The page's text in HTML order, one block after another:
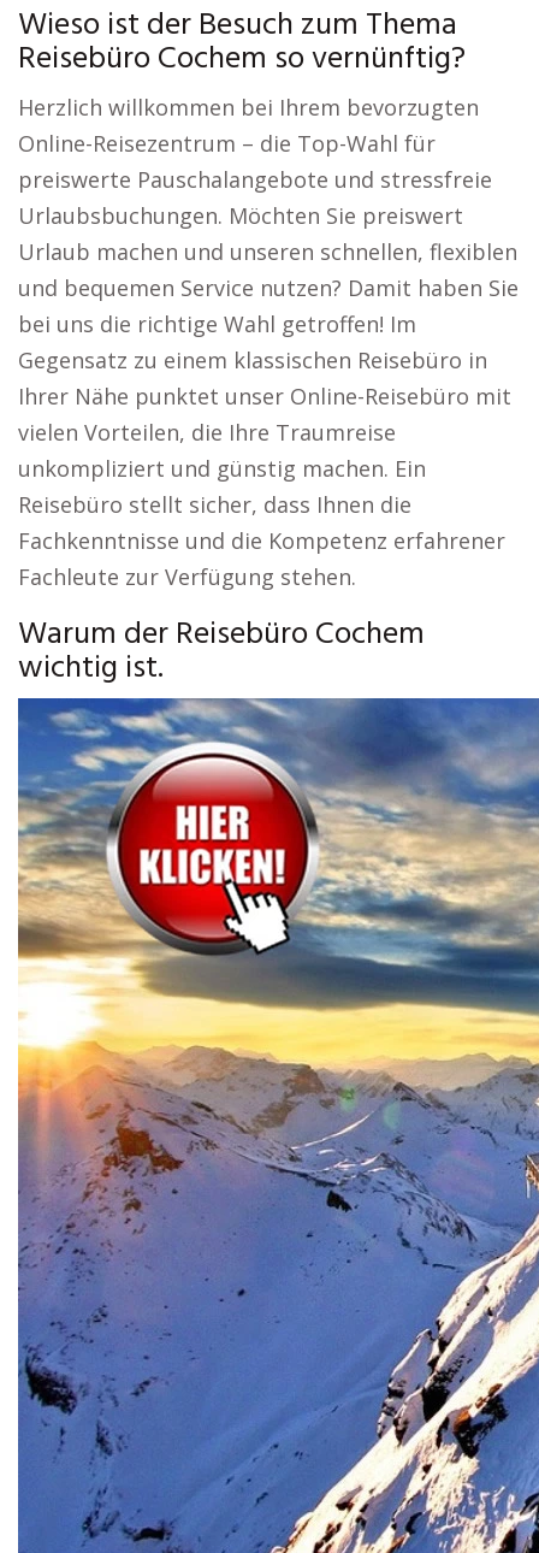
Wieso ist der Besuch zum Thema
Reisebüro Cochem so vernünftig?
Herzlich willkommen bei Ihrem bevorzugten
Online-Reisezentrum – die Top-Wahl für
preiswerte Pauschalangebote und stressfreie
Urlaubsbuchungen. Möchten Sie preiswert
Urlaub machen und unseren schnellen, flexiblen
und bequemen Service nutzen? Damit haben Sie
bei uns die richtige Wahl getroffen! Im
Gegensatz zu einem klassischen Reisebüro in
Ihrer Nähe punktet unser Online-Reisebüro mit
vielen Vorteilen, die Ihre Traumreise
unkompliziert und günstig machen. Ein
Reisebüro stellt sicher, dass Ihnen die
Fachkenntnisse und die Kompetenz erfahrener
Fachleute zur Verfügung stehen.
Warum der Reisebüro Cochem
wichtig ist.